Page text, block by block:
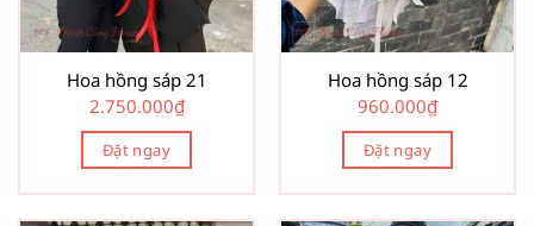
Hoa hồng sáp 21
2.750.000₫
Đặt ngay
Hoa hồng sáp 12
960.000₫
Đặt ngay